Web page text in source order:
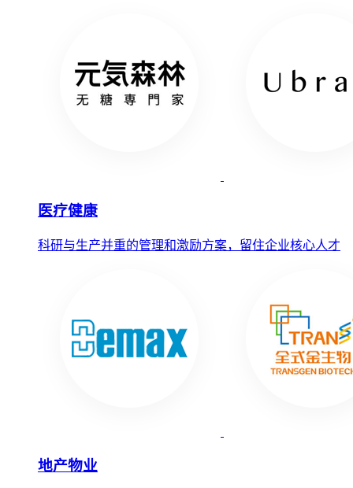
医疗健康
科研与生产并重的管理和激励方案，留住企业核心人才
地产物业